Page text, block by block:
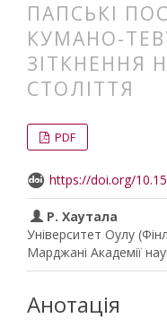
ПАПСЬКІ
КУМАНО-
ЗІТКНЕННЯ
СТОЛІТТЯ
PDF
https://doi.org/
Р. Хаутала
Університет Оулу
Марджані Академії
Анотація